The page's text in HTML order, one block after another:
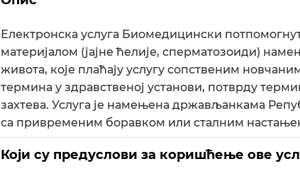
Електронска услуга Биомедицински
материјалом (јајне ћелије, сперматозоиди)
живота, које плаћају услугу сопственим
термина у здравственој установи, потврду
захтева. Услуга је намењена држављанкама
са привременим боравком или сталним
Који су предуслови за коришћење ове